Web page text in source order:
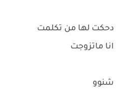
دحكت لها من تكلمت
انا ماتزوجت
شنوو